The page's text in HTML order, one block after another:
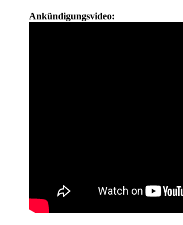
Ankündigungsvideo: